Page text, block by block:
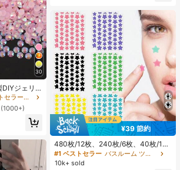
30
ジェリ
ストーン、
ン、スマ
ーツ、衣
アイドル
に ベストセラーの裁縫用品 アパレル縫製・生地
に ベストセラーの裁縫用品 アパレル縫製・生地
に ベストセラーの裁縫用品 アパレル縫製・生地
(1000+)
¥39 節約
480枚/12枚、240枚/6枚、40枚/1
枚、フェイススターシール、ハロウ
ィン装飾シール、クリスマス装飾シ
#1 ベストセラー
バスルーム ツールアクセサリ
10k+ sold